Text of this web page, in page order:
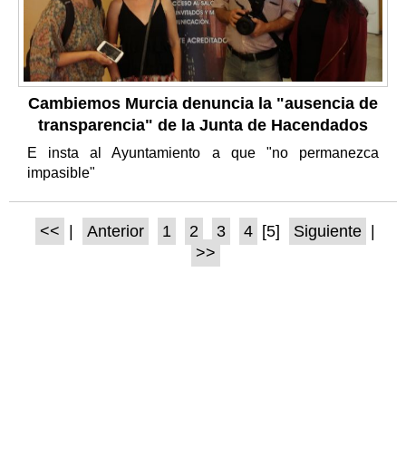
Cambiemos Murcia denuncia la "ausencia de
transparencia" de la Junta de Hacendados
E insta al Ayuntamiento a que "no permanezca
impasible"
<< | Anterior 1 2 3 4 [5] Siguiente |
>>